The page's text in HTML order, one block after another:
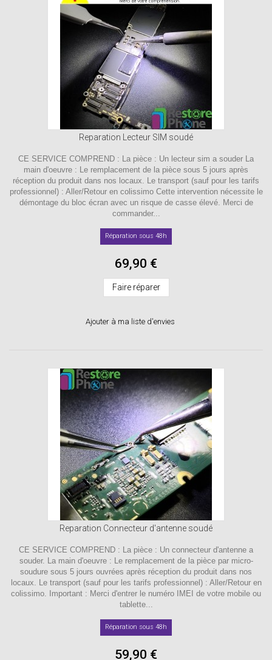
Reparation Lecteur SIM soudé
CE SERVICE COMPREND : La pièce : Un lecteur sim a souder La
main d'oeuvre : Le remplacement de la pièce sous 5 jours après
réception du produit dans nos locaux. Le transport (sauf pour les tarifs
professionnel) : Aller/Retour en colissimo Cette intervention nécessite le
démontage du bloc écran avec un risque de casse élevé. Merci de
commander...
Réparation sous 48h
69,90 €
Faire réparer
Ajouter à ma liste d'envies
Reparation Connecteur d'antenne soudé
CE SERVICE COMPREND : La pièce : Un connecteur d'antenne a
souder. La main d'oeuvre : Le remplacement de la pièce par micro-
soudure sous 5 jours ouvrées après réception du produit dans nos
locaux. Le transport (sauf pour les tarifs professionnel) : Aller/Retour en
colissimo. Important : Merci d'entrer le numéro IMEI de votre mobile ou
tablette...
Réparation sous 48h
59,90 €